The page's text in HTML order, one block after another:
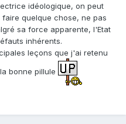
idéologique, on peut
quelque chose, ne pas
sa force apparente, l'Etat
inhérents.
leçons que j'ai retenu
bonne pillule